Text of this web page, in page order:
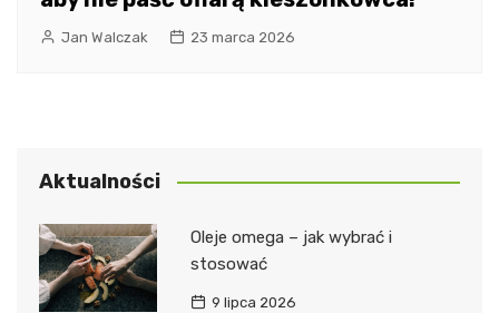
Jan Walczak 23 marca 2026
Aktualności
Oleje omega – jak wybrać i
stosować
9 lipca 2026